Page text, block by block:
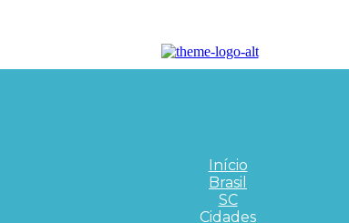
Início
Brasil
SC
Cidades